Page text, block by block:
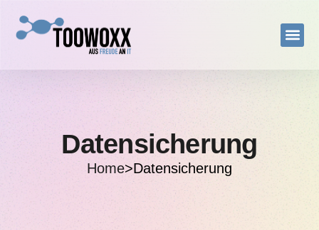
Datensicherung
Home>Datensicherung